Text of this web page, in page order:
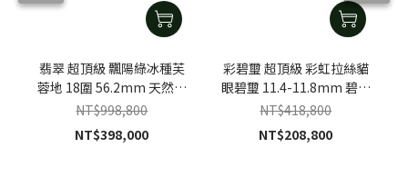
翡翠 超頂級 飄陽綠冰種芙
蓉地 18圍 56.2mm 天然緬
甸A貨翡翠手鐲
NT$998,800
NT$398,000
彩碧璽 超頂級 彩虹拉絲貓
眼碧璽 11.4-11.8mm 碧璽
手珠
NT$418,800
NT$208,800